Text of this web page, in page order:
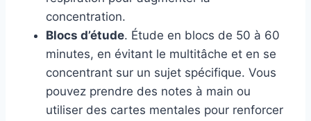
concentration.
Blocs d’étude. Étude en blocs de 50 à 60
minutes, en évitant le multitâche et en se
concentrant sur un sujet spécifique. Vous
pouvez prendre des notes à main ou
utiliser des cartes mentales pour renforcer